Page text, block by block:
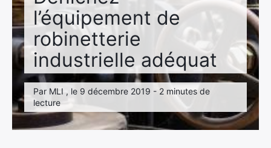
l’équipement de
robinetterie
industrielle adéquat
Par MLI , le 9 décembre 2019 - 2 minutes de
lecture